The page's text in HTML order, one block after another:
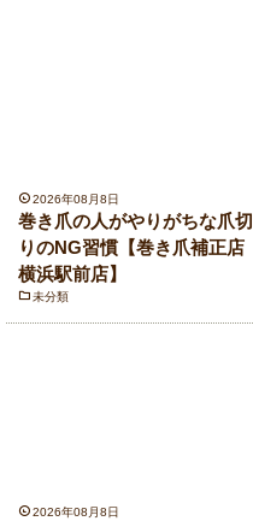
2026年08月8日
巻き爪の人がやりがちな爪切
りのNG習慣【巻き爪補正店
横浜駅前店】
未分類
2026年08月8日